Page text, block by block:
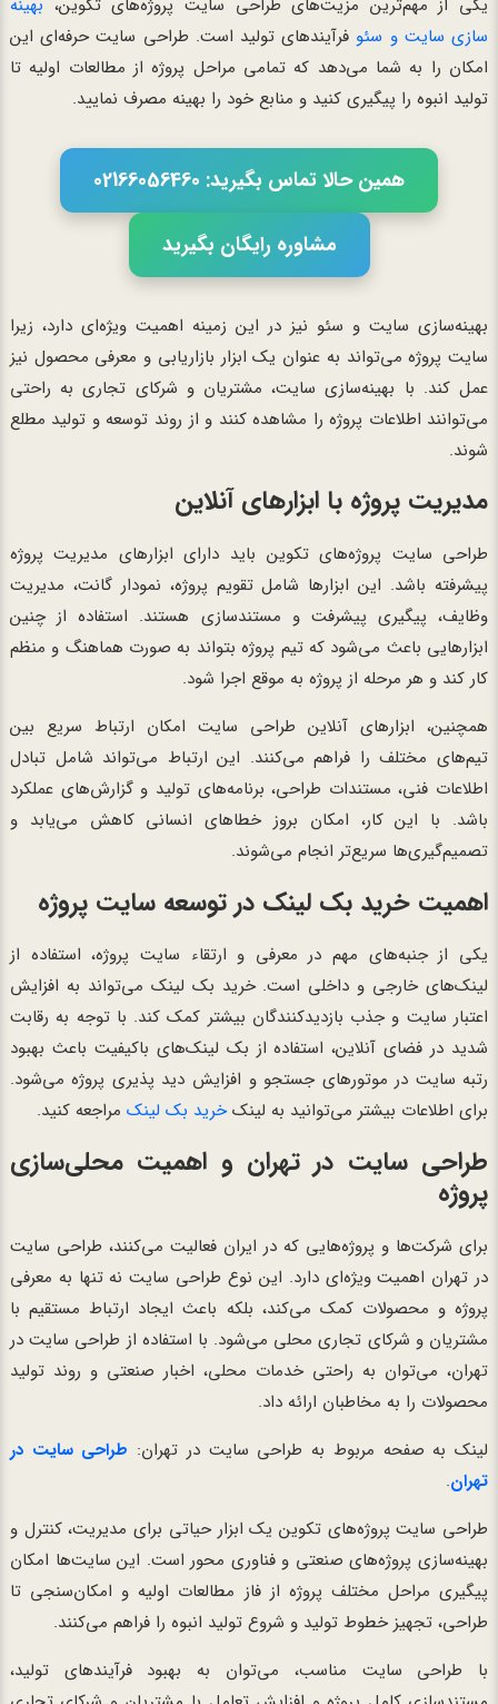
سازی سایت و سئو فرآیندهای تولید است. طراحی سایت حرفه‌ای این
امکان را به شما می‌دهد که تمامی مراحل پروژه از مطالعات اولیه تا
تولید انبوه را پیگیری کنید و منابع خود را بهینه مصرف نمایید.
همین حالا تماس بگیرید: 02166056460
مشاوره رایگان بگیرید
بهینه‌سازی سایت و سئو نیز در این زمینه اهمیت ویژه‌ای دارد، زیرا
سایت پروژه می‌تواند به عنوان یک ابزار بازاریابی و معرفی محصول نیز
عمل کند. با بهینه‌سازی سایت، مشتریان و شرکای تجاری به راحتی
می‌توانند اطلاعات پروژه را مشاهده کنند و از روند توسعه و تولید مطلع
شوند.
مدیریت پروژه با ابزارهای آنلاین
طراحی سایت پروژه‌های تکوین باید دارای ابزارهای مدیریت پروژه
پیشرفته باشد. این ابزارها شامل تقویم پروژه، نمودار گانت، مدیریت
وظایف، پیگیری پیشرفت و مستندسازی هستند. استفاده از چنین
ابزارهایی باعث می‌شود که تیم پروژه بتواند به صورت هماهنگ و منظم
کار کند و هر مرحله از پروژه به موقع اجرا شود.
همچنین، ابزارهای آنلاین طراحی سایت امکان ارتباط سریع بین
تیم‌های مختلف را فراهم می‌کنند. این ارتباط می‌تواند شامل تبادل
اطلاعات فنی، مستندات طراحی، برنامه‌های تولید و گزارش‌های عملکرد
باشد. با این کار، امکان بروز خطاهای انسانی کاهش می‌یابد و
تصمیم‌گیری‌ها سریع‌تر انجام می‌شوند.
اهمیت خرید بک لینک در توسعه سایت پروژه
یکی از جنبه‌های مهم در معرفی و ارتقاء سایت پروژه، استفاده از
لینک‌های خارجی و داخلی است. خرید بک لینک می‌تواند به افزایش
اعتبار سایت و جذب بازدیدکنندگان بیشتر کمک کند. با توجه به رقابت
شدید در فضای آنلاین، استفاده از بک لینک‌های باکیفیت باعث بهبود
رتبه سایت در موتورهای جستجو و افزایش دید پذیری پروژه می‌شود.
برای اطلاعات بیشتر می‌توانید به لینکخرید بک لینکمراجعه کنید.
طراحی سایت در تهران و اهمیت محلی‌سازی
پروژه
برای شرکت‌ها و پروژه‌هایی که در ایران فعالیت می‌کنند، طراحی سایت
در تهران اهمیت ویژه‌ای دارد. این نوع طراحی سایت نه تنها به معرفی
پروژه و محصولات کمک می‌کند، بلکه باعث ایجاد ارتباط مستقیم با
مشتریان و شرکای تجاری محلی می‌شود. با استفاده از طراحی سایت در
تهران، می‌توان به راحتی خدمات محلی، اخبار صنعتی و روند تولید
محصولات را به مخاطبان ارائه داد.
لینک به صفحه مربوط به طراحی سایت در تهران: طراحی سایت در
تهران.
طراحی سایت پروژه‌های تکوین یک ابزار حیاتی برای مدیریت، کنترل و
بهینه‌سازی پروژه‌های صنعتی و فناوری محور است. این سایت‌ها امکان
پیگیری مراحل مختلف پروژه از فاز مطالعات اولیه و امکان‌سنجی تا
طراحی، تجهیز خطوط تولید و شروع تولید انبوه را فراهم می‌کنند.
با طراحی سایت مناسب، می‌توان به بهبود فرآیندهای تولید،